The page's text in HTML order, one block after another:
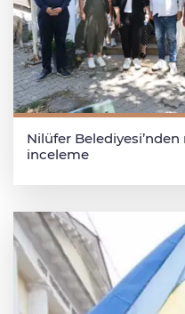
Nilüfer
inceleme